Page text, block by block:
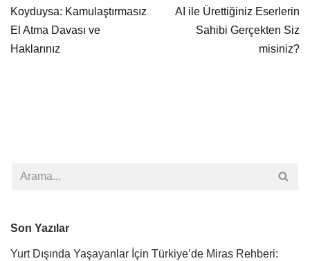
Koyduysa: Kamulaştırmasız
El Atma Davası ve
Haklarınız
AI ile Ürettiğiniz Eserlerin
Sahibi Gerçekten Siz
misiniz?
Son Yazılar
Yurt Dışında Yaşayanlar İçin Türkiye’de Miras Rehberi: